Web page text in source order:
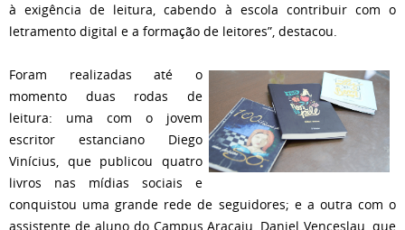
à exigência de leitura, cabendo à escola contribuir com o
letramento digital e a formação de leitores”, destacou.
Foram realizadas até o
momento duas rodas de
leitura: uma com o jovem
escritor estanciano Diego
Vinícius, que publicou quatro
livros nas mídias sociais e
conquistou uma grande rede de seguidores; e a outra com o
assistente de aluno do Campus Aracaju, Daniel Venceslau, que